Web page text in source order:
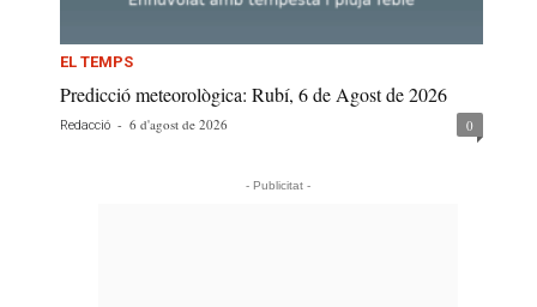
EL TEMPS
Predicció meteorològica: Rubí, 6 de Agost de 2026
Redacció - 6 d'agost de 2026 0
- Publicitat -